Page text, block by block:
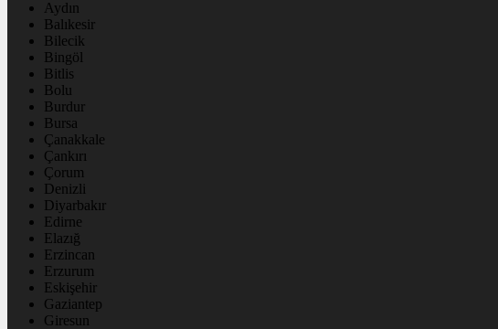
Aydın
Balıkesir
Bilecik
Bingöl
Bitlis
Bolu
Burdur
Bursa
Çanakkale
Çankırı
Çorum
Denizli
Diyarbakır
Edirne
Elazığ
Erzincan
Erzurum
Eskişehir
Gaziantep
Giresun